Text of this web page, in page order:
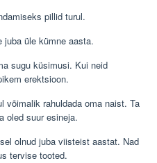
pillid turul.
juba üle kümne aasta.
sugu küsimusi. Kui neid
erektsioon.
võimalik rahuldada oma naist. Ta
oled suur esineja.
olnud juba viisteist aastat. Nad
tervise tooted.